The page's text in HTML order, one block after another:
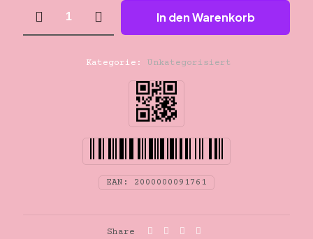
In den Warenkorb
EAN: 2000000091761
Kategorie: Unkategorisiert
Share